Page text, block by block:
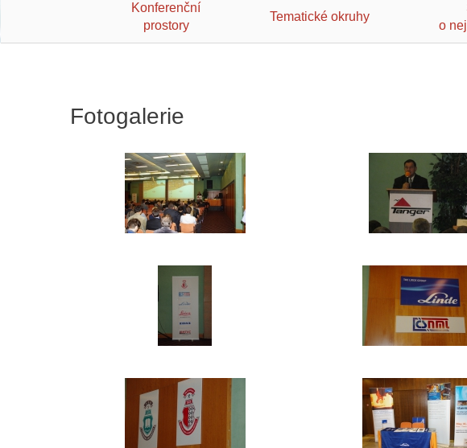
Konferenční
prostory
Tematické okruhy
o
Fotogalerie